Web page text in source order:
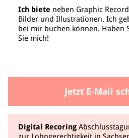
Ich biete neben Graphic
Bilder und Illustrationen. Ich
bei mir buchen können. Haben
Sie mich!
Jetzt E-Mail
Digital Recoring